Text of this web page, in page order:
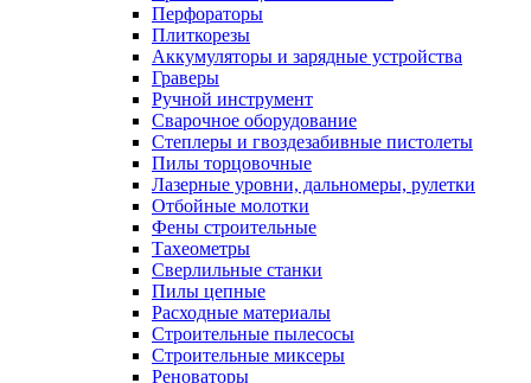
Перфораторы
Плиткорезы
Аккумуляторы и зарядные устройства
Граверы
Ручной инструмент
Сварочное оборудование
Степлеры и гвоздезабивные пистолеты
Пилы торцовочные
Лазерные уровни, дальномеры, рулетки
Отбойные молотки
Фены строительные
Тахеометры
Сверлильные станки
Пилы цепные
Расходные материалы
Строительные пылесосы
Строительные миксеры
Реноваторы